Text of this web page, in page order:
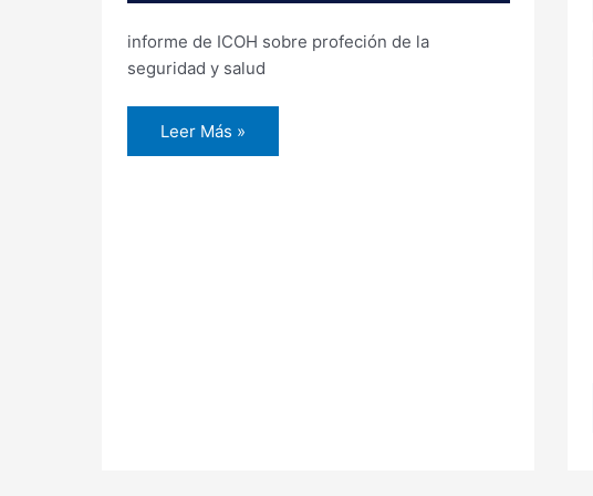
informe de ICOH sobre profeción de la
seguridad y salud
Leer Más »